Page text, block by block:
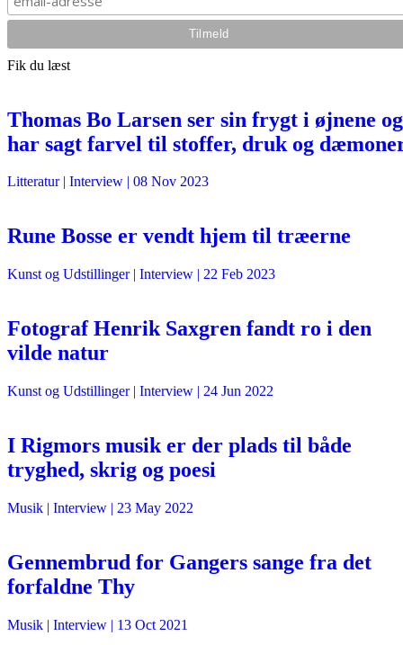
Fik du læst
Thomas Bo Larsen ser sin frygt i øjnene og
har sagt farvel til stoffer, druk og
Litteratur| Interview | 08 Nov 2023
Rune Bosse er vendt hjem til træerne
Kunst og Udstillinger| Interview | 22 Feb 2023
Fotograf Henrik Saxgren fandt ro i den
vilde natur
Kunst og Udstillinger| Interview | 24 Jun 2022
I Rigmors musik er der plads til både
tryghed, skrig og poesi
Musik | Interview | 23 May 2022
Gennembrud for Gangers sange fra det
forfaldne Thy
Musik | Interview | 13 Oct 2021